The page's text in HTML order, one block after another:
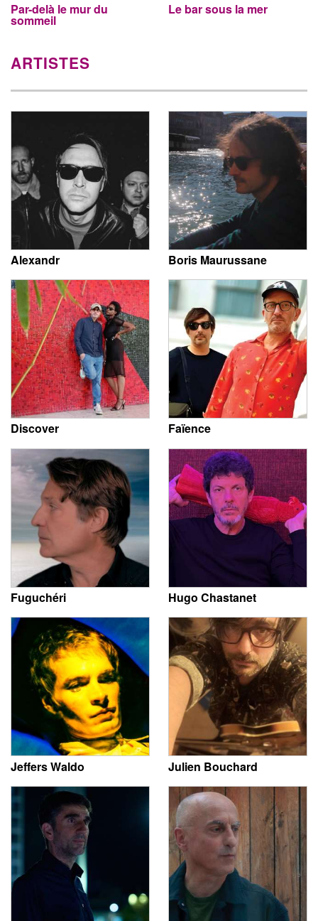
Par-delà le mur du
sommeil
Le bar sous la mer
ARTISTES
Alexandr Boris Maurussane
Discover Faïence
Fuguchéri Hugo Chastanet
Jeffers Waldo Julien Bouchard